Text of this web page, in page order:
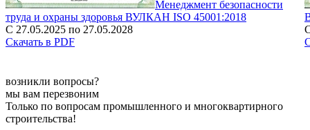
Менеджмент безопасности
труда и охраны здоровья ВУЛКАН ISO 45001:2018
С 27.05.2025 по 27.05.2028
Скачать в PDF
возникли вопросы?
мы вам перезвоним
Только по вопросам промышленного и многоквартирного
строительства!